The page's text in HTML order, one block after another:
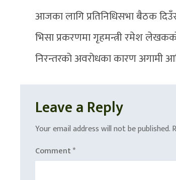
आजका लागि प्रतिनिधिसभा बैठक
भिसा प्रकरणमा गृहमन्त्री रमेश
निरन्तरको अवरोधका कारण अगामी
Leave a Reply
Your email address will not be published.
Comment*